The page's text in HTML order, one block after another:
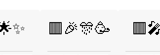
🟥🎉🎊🥳